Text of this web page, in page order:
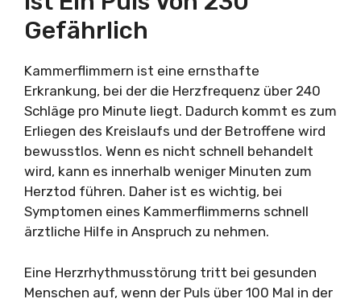
Gefährlich
Kammerflimmern ist eine ernsthafte
Erkrankung, bei der die Herzfrequenz über 240
Schläge pro Minute liegt. Dadurch kommt es zum
Erliegen des Kreislaufs und der Betroffene wird
bewusstlos. Wenn es nicht schnell behandelt
wird, kann es innerhalb weniger Minuten zum
Herztod führen. Daher ist es wichtig, bei
Symptomen eines Kammerflimmerns schnell
ärztliche Hilfe in Anspruch zu nehmen.
Eine Herzrhythmusstörung tritt bei gesunden
Menschen auf, wenn der Puls über 100 Mal in der